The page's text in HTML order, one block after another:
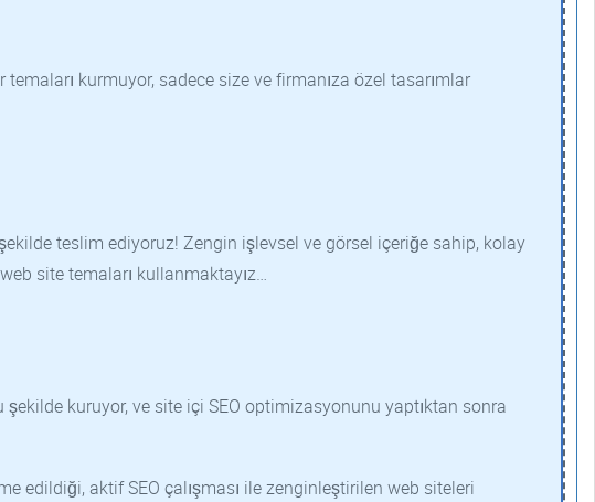
temaları kurmuyor, sadece size ve firmanıza özel tasarımlar
teslim ediyoruz! Zengin işlevsel ve görsel içeriğe sahip, kolay
site temaları kullanmaktayız…
kuruyor, ve site içi SEO optimizasyonunu yaptıktan sonra
edildiği, aktif SEO çalışması ile zenginleştirilen web siteleri